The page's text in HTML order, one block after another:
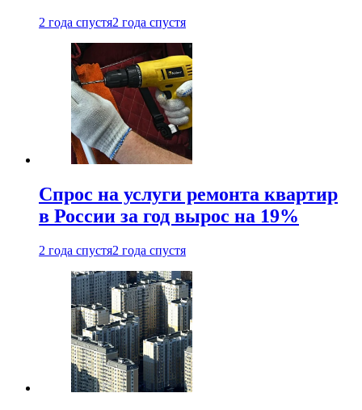
2 года спустя2 года спустя
Спрос на услуги ремонта квартир
в России за год вырос на 19%
2 года спустя2 года спустя